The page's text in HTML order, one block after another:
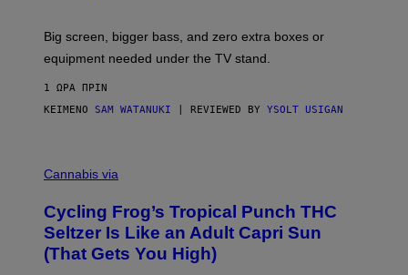
E
Big screen, bigger bass, and zero extra boxes or
equipment needed under the TV stand.
1 ΏΡΑ ΠΡΙΝ
ΚΕΊΜΕΝΟ SAM WATANUKI | REVIEWED BY YSOLT USIGAN
A
H
A
Q
F
Cannabis via
Cycling Frog’s Tropical Punch THC
Seltzer Is Like an Adult Capri Sun
(That Gets You High)